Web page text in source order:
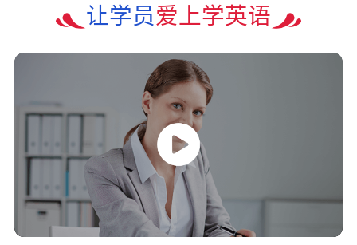
让学员爱上学英语